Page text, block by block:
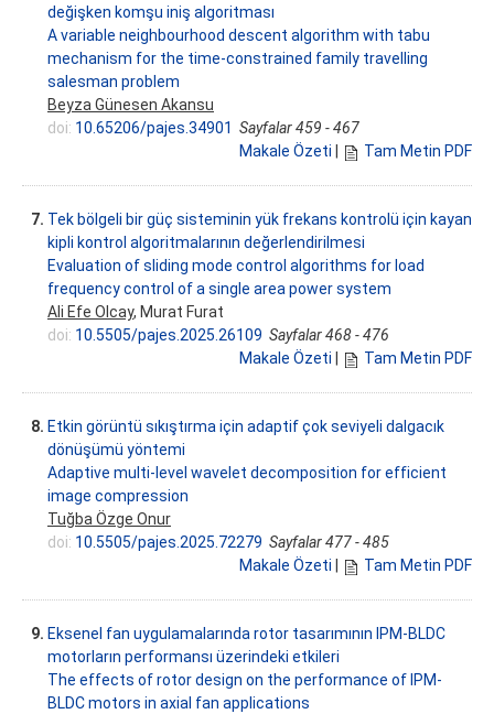
değişken komşu iniş algoritması
A variable neighbourhood descent algorithm with tabu
mechanism for the time-constrained family travelling
salesman problem
Beyza Günesen Akansu
doi: 10.65206/pajes.34901 Sayfalar 459 - 467
Makale Özeti
Tam Metin PDF
7. Tek bölgeli bir güç sisteminin yük frekans kontrolü için kayan
kipli kontrol algoritmalarının değerlendirilmesi
Evaluation of sliding mode control algorithms for load
frequency control of a single area power system
Ali Efe Olcay, Murat Furat
doi: 10.5505/pajes.2025.26109 Sayfalar 468 - 476
Makale Özeti
Tam Metin PDF
8. Etkin görüntü sıkıştırma için adaptif çok seviyeli dalgacık
dönüşümü yöntemi
Adaptive multi-level wavelet decomposition for efficient
image compression
Tuğba Özge Onur
doi: 10.5505/pajes.2025.72279 Sayfalar 477 - 485
Makale Özeti
Tam Metin PDF
9. Eksenel fan uygulamalarında rotor tasarımının IPM-BLDC
motorların performansı üzerindeki etkileri
The effects of rotor design on the performance of IPM-
BLDC motors in axial fan applications